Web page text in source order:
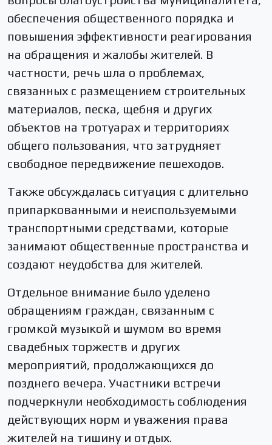
обеспечения общественного порядка и
повышения эффективности реагирования
на обращения и жалобы жителей. В
частности, речь шла о проблемах,
связанных с размещением строительных
материалов, песка, щебня и других
объектов на тротуарах и территориях
общего пользования, что затрудняет
свободное передвижение пешеходов.
Также обсуждалась ситуация с длительно
припаркованными и неиспользуемыми
транспортными средствами, которые
занимают общественные пространства и
создают неудобства для жителей.
Отдельное внимание было уделено
обращениям граждан, связанным с
громкой музыкой и шумом во время
свадебных торжеств и других
мероприятий, продолжающихся до
позднего вечера. Участники встречи
подчеркнули необходимость соблюдения
действующих норм и уважения права
жителей на тишину и отдых.